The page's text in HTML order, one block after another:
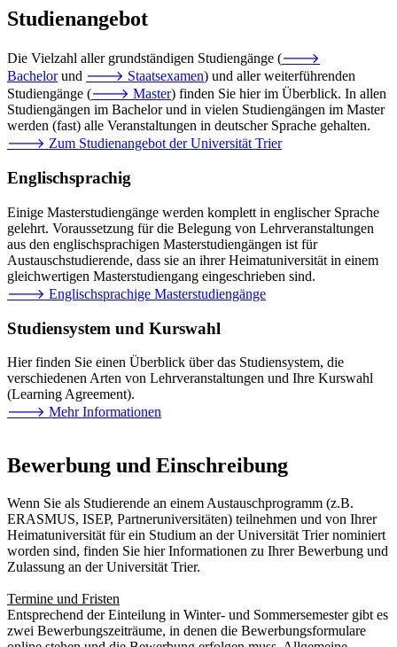
Studienangebot
Die Vielzahl aller grundständigen Studiengänge (🡒
Bachelorund 🡒 Staatsexamen) und aller weiterführenden
Studiengänge (🡒 Master) finden Sie hier im Überblick. In allen
Studiengängen im Bachelor und in vielen Studiengängen im Master
werden (fast) alle Veranstaltungen in deutscher Sprache gehalten.
🡒 Zum Studienangebot der Universität Trier
Englischsprachig
Einige Masterstudiengänge werden komplett in englischer Sprache
gelehrt. Voraussetzung für die Belegung von Lehrveranstaltungen
aus den englischsprachigen Masterstudiengängen ist für
Austauschstudierende, dass sie an ihrer Heimatuniversität in einem
gleichwertigen Masterstudiengang eingeschrieben sind.
🡒 Englischsprachige Masterstudiengänge
Studiensystem und Kurswahl
Hier finden Sie einen Überblick über das Studiensystem, die
verschiedenen Arten von Lehrveranstaltungen und Ihre Kurswahl
(Learning Agreement).
🡒 Mehr Informationen
Bewerbung und Einschreibung
Wenn Sie als Studierende an einem Austauschprogramm (z.B.
ERASMUS, ISEP, Partneruniversitäten) teilnehmen und von Ihrer
Heimatuniversität für ein Studium an der Universität Trier nominiert
worden sind, finden Sie hier Informationen zu Ihrer Bewerbung und
Zulassung an der Universität Trier.
Termine und Fristen
Entsprechend der Einteilung in Winter- und Sommersemester gibt es
zwei Bewerbungszeiträume, in denen die Bewerbungsformulare